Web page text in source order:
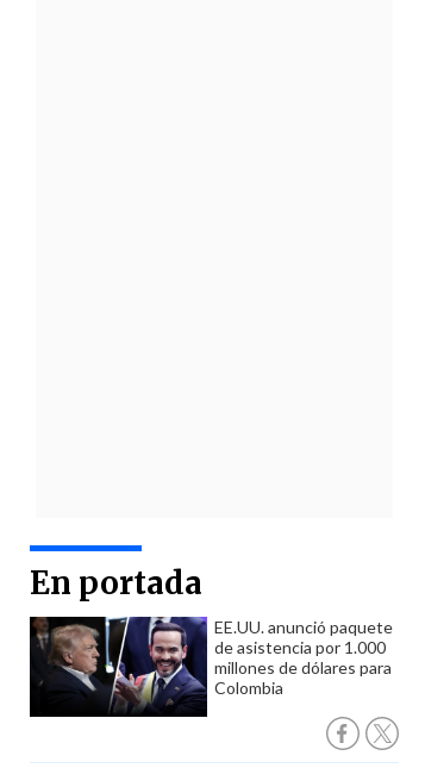
En portada
EE.UU. anunció paquete
de asistencia por 1.000
millones de dólares para
Colombia